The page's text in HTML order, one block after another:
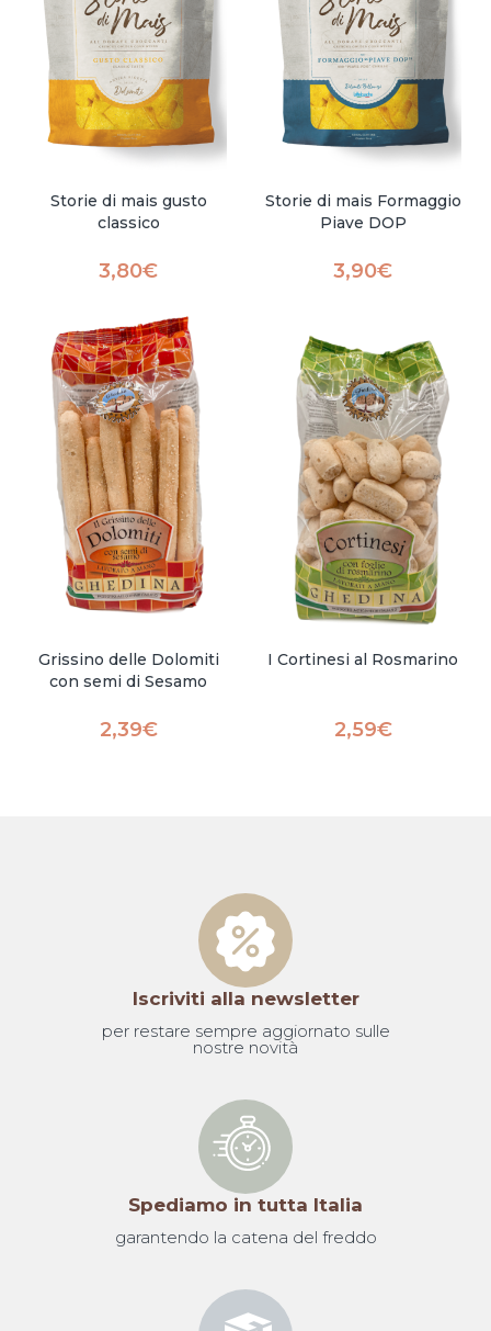
Storie di mais gusto
classico
3,80€
Storie di mais Formaggio
Piave DOP
3,90€
Grissino delle Dolomiti
con semi di Sesamo
2,39€
I Cortinesi al Rosmarino
2,59€
Iscriviti alla newsletter
per restare sempre aggiornato sulle
nostre novità
Spediamo in tutta Italia
garantendo la catena del freddo